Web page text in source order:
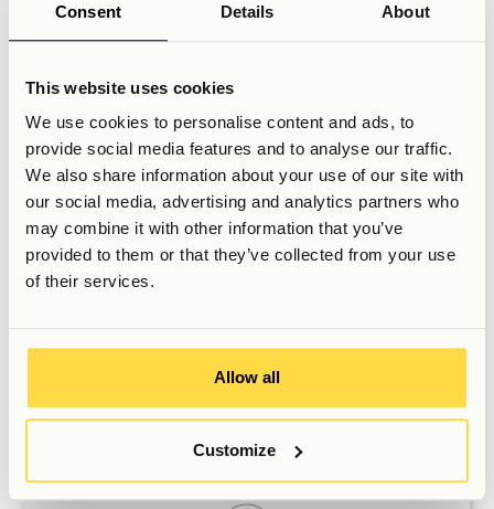
Consent Details About
This website uses cookies
We use cookies to personalise content and ads, to
provide social media features and to analyse our traffic.
We also share information about your use of our site with
our social media, advertising and analytics partners who
may combine it with other information that you’ve
provided to them or that they’ve collected from your use
of their services.
Allow all
Customize
Tillgång till Allihoops mobilapp & community
Delade utrymmen
Njut av de extra bekvämligheterna i byggnaden
Kom när du vill, lämna när du behöver